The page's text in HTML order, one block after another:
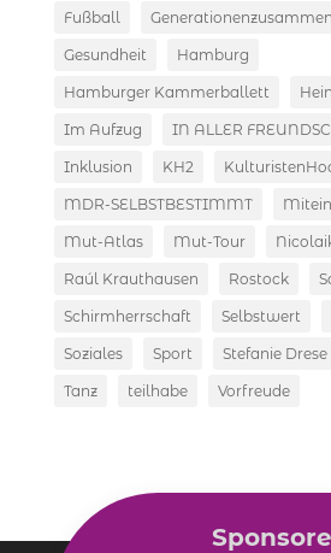
Fußball
Gesundheit Hamburg
Hamburger Kammerballett
Im Aufzug IN ALLER
Inklusion KH2
MDR-SELBSTBESTIMMT
Mut-Atlas Mut-Tour
Raúl Krauthausen Rostock
Schirmherrschaft Selbstwert
Soziales Sport Stefanie Drese
Tanz teilhabe Vorfreude